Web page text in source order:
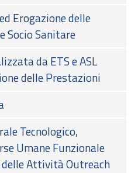
Erogazione delle
Socio Sanitare
da ETS e ASL
delle Prestazioni
Tecnologico,
Umane Funzionale
Attività Outreach